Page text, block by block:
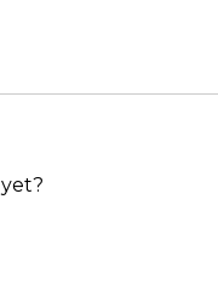
yet?